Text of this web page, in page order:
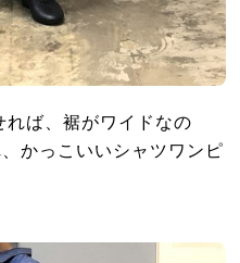
れば、裾がワイドなの
かっこいいシャツワンピ